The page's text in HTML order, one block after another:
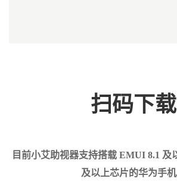
扫码下载
目前小艾助视器支持搭载 EMUI 8.1 及
及以上芯片的华为手机